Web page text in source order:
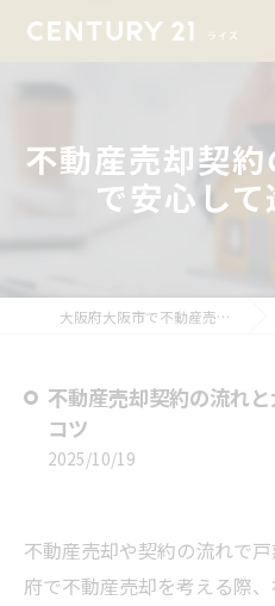
不動産売却契
で安心し
大阪府大阪市で不動産売却ならセンチュリー21ライズ
不動産売却契約の流れ
コツ
2025/10/19
不動産売却や契約の流れで
府で不動産売却を考える際